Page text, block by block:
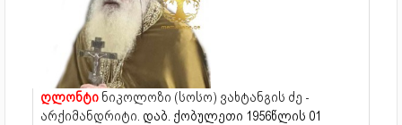
ღლონტი ნიკოლოზი (სოსო) ვახტანგის ძე -
არქიმანდრიტი. დაბ. ქობულეთი 1956წლის 01